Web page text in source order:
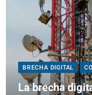
BRECHA DIGITAL
La brecha